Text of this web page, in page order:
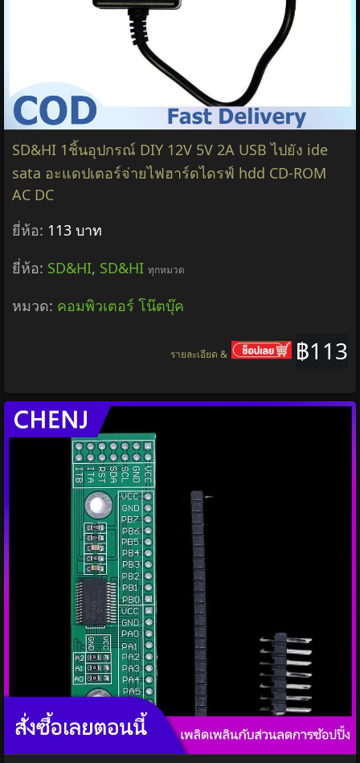
SD&HI 1ชิ้นอุปกรณ์ DIY 12V 5V 2A USB ไปยัง ide
sata อะแดปเตอร์จ่ายไฟฮาร์ดไดรฟ์ hdd CD-ROM
AC DC
ยี่ห้อ: 113 บาท
ยี่ห้อ: SD&HI, SD&HI ทุกหมวด
หมวด: คอมพิวเตอร์ โน๊ตบุ๊ค
฿113
รายละเอียด &